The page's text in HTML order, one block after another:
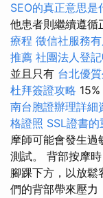
SEO的真正意思是
他患者則繼續遵循
療程 徵信社服務
推薦 社團法人登
並且只有 台北優
杜拜簽證攻略
南台胞證辦理詳細
格證照 SSL證書的
摩師可能會發生過
測試。 背部按摩
腳踝下方，以放鬆
們的背部帶來壓力